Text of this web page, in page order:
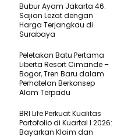
Bubur Ayam Jakarta 46:
Sajian Lezat dengan
Harga Terjangkau di
Surabaya
Peletakan Batu Pertama
Liberta Resort Cimande –
Bogor, Tren Baru dalam
Perhotelan Berkonsep
Alam Terpadu
BRI Life Perkuat Kualitas
Portofolio di Kuartal I 2026:
Bayarkan Klaim dan